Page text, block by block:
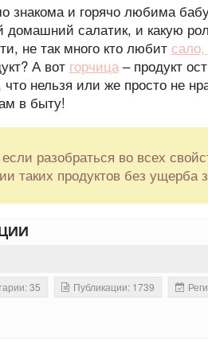
знакома и горячо любима
домашний салатик, и какую
не так много кто любит
А вот горчица– продукт
что нельзя или же просто не
в быту!
разобраться во всех
таких продуктов без ущерба
35 Публикации: 1739